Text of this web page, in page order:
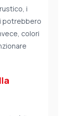
i
potrebbero
colori